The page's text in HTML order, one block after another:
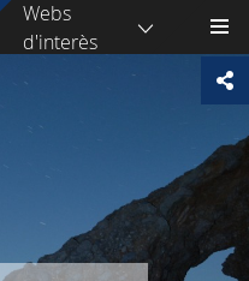
Webs
d'interès